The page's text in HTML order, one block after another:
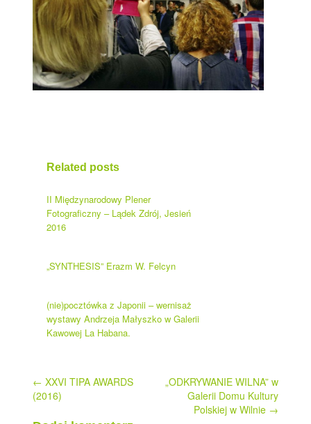
Related posts
II Międzynarodowy Plener
Fotograficzny – Lądek Zdrój, Jesień
2016
„SYNTHESIS” Erazm W. Felcyn
(nie)pocztówka z Japonii – wernisaż
wystawy Andrzeja Małyszko w Galerii
Kawowej La Habana.
Post
navigation
← XXVI TIPA AWARDS
(2016)
„ODKRYWANIE WILNA” w
Galerii Domu Kultury
Polskiej w Wilnie →